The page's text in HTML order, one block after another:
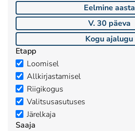
Eelmine aasta
V. 30 päeva
Kogu ajalugu
Etapp
Loomisel
Allkirjastamisel
Riigikogus
Valitsusasutuses
Järelkaja
Saaja